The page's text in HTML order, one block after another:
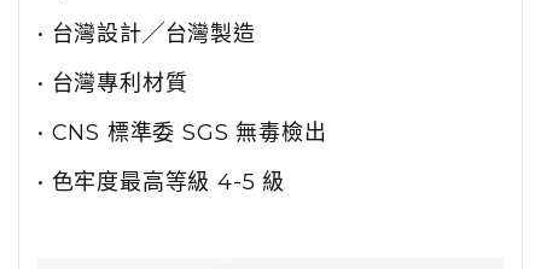
• 台灣設計╱台灣製造
• 台灣專利材質
• CNS 標準委 SGS 無毒檢出
• 色牢度最高等級 4-5 級